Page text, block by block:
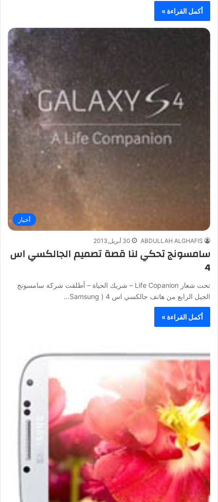
أكمل القراءة »
أخبار
ABDULLAH ALGHAFIS 30 أبريل,2013
سامسونج تحكي لنا قصة تصميم الجالكسي اس
4
تحت شعار Life Copanion – شريك الحياة – أطلقت شركة سامسونج
الجيل الرابع من هاتف جالكسي اس 4 ( Samsung…
أكمل القراءة »